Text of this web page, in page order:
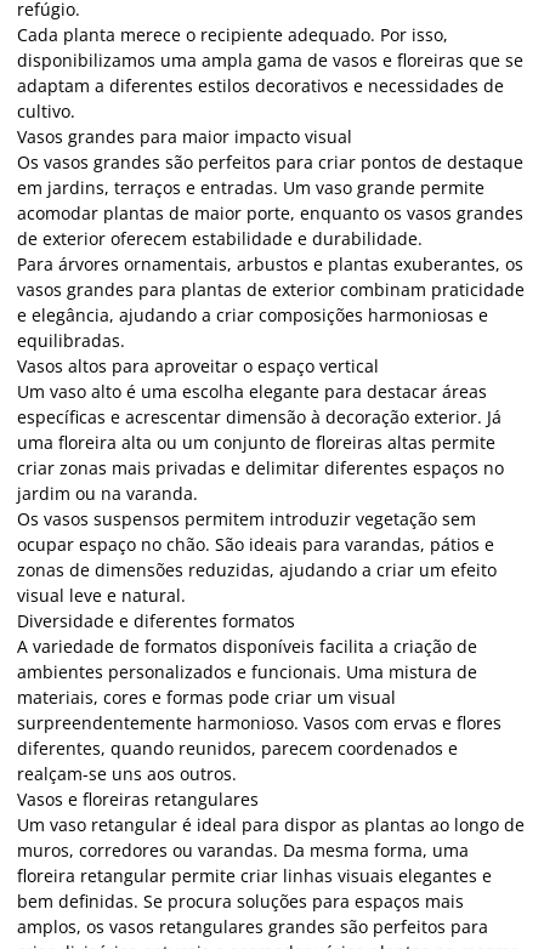
refúgio.
Cada planta merece o recipiente adequado. Por isso,
disponibilizamos uma ampla gama de vasos e floreiras que se
adaptam a diferentes estilos decorativos e necessidades de
cultivo.
Vasos grandes para maior impacto visual
Os vasos grandes são perfeitos para criar pontos de destaque
em jardins, terraços e entradas. Um vaso grande permite
acomodar plantas de maior porte, enquanto os vasos grandes
de exterior oferecem estabilidade e durabilidade.
Para árvores ornamentais, arbustos e plantas exuberantes, os
vasos grandes para plantas de exterior combinam praticidade
e elegância, ajudando a criar composições harmoniosas e
equilibradas.
Vasos altos para aproveitar o espaço vertical
Um vaso alto é uma escolha elegante para destacar áreas
específicas e acrescentar dimensão à decoração exterior. Já
uma floreira alta ou um conjunto de floreiras altas permite
criar zonas mais privadas e delimitar diferentes espaços no
jardim ou na varanda.
Os vasos suspensos permitem introduzir vegetação sem
ocupar espaço no chão. São ideais para varandas, pátios e
zonas de dimensões reduzidas, ajudando a criar um efeito
visual leve e natural.
Diversidade e diferentes formatos
A variedade de formatos disponíveis facilita a criação de
ambientes personalizados e funcionais. Uma mistura de
materiais, cores e formas pode criar um visual
surpreendentemente harmonioso. Vasos com ervas e flores
diferentes, quando reunidos, parecem coordenados e
realçam-se uns aos outros.
Vasos e floreiras retangulares
Um vaso retangular é ideal para dispor as plantas ao longo de
muros, corredores ou varandas. Da mesma forma, uma
floreira retangular permite criar linhas visuais elegantes e
bem definidas. Se procura soluções para espaços mais
amplos, os vasos retangulares grandes são perfeitos para